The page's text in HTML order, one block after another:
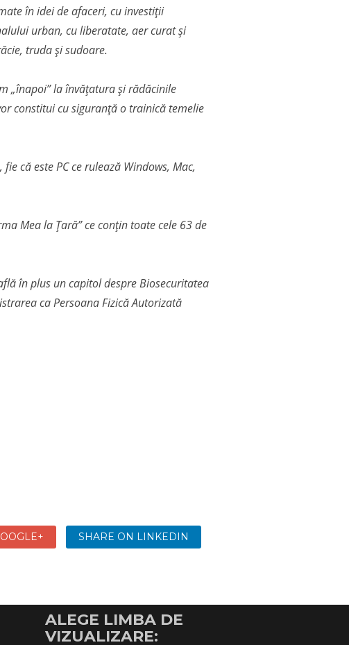
în idei de afaceri, cu investiții
urban, cu liberatate, aer curat și
truda și sudoare.
„înapoi” la învățatura și rădăcinile
constitui cu siguranță o trainică temelie
că este PC ce rulează Windows, Mac,
Mea la Țară” ce conțin toate cele 63 de
în plus un capitol despre Biosecuritatea
ca Persoana Fizică Autorizată
SHARE ON LINKEDIN
ALEGE LIMBA DE
VIZUALIZARE: